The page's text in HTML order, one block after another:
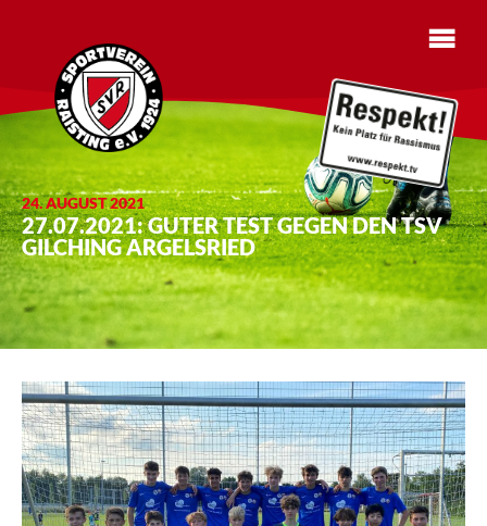
24. AUGUST 2021
27.07.2021: GUTER TEST GEGEN DEN TSV
GILCHING ARGELSRIED